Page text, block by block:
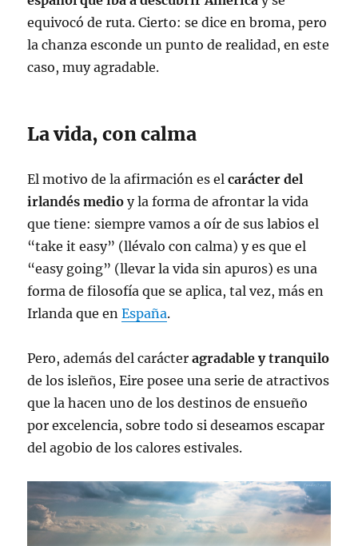
equivocó de ruta. Cierto: se dice en broma, pero
la chanza esconde un punto de realidad, en este
caso, muy agradable.
La vida, con calma
El motivo de la afirmación es elcarácter del
irlandés medio y la forma de afrontar la vida
que tiene: siempre vamos a oír de sus labios el
“take it easy” (llévalo con calma) y es que el
“easy going” (llevar la vida sin apuros) es una
forma de filosofía que se aplica, tal vez, más en
Irlanda que enEspaña.
Pero, además del carácteragradable y tranquilo
de los isleños, Eire posee una serie de atractivos
que la hacen uno de los destinos de ensueño
por excelencia, sobre todo si deseamos escapar
del agobio de los calores estivales.